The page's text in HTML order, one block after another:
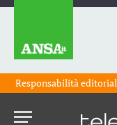
Responsabilità